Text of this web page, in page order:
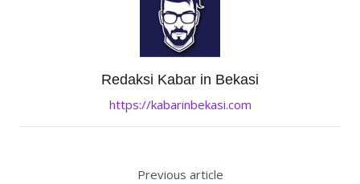
Redaksi Kabar in Bekasi
https://kabarinbekasi.com
Previous article